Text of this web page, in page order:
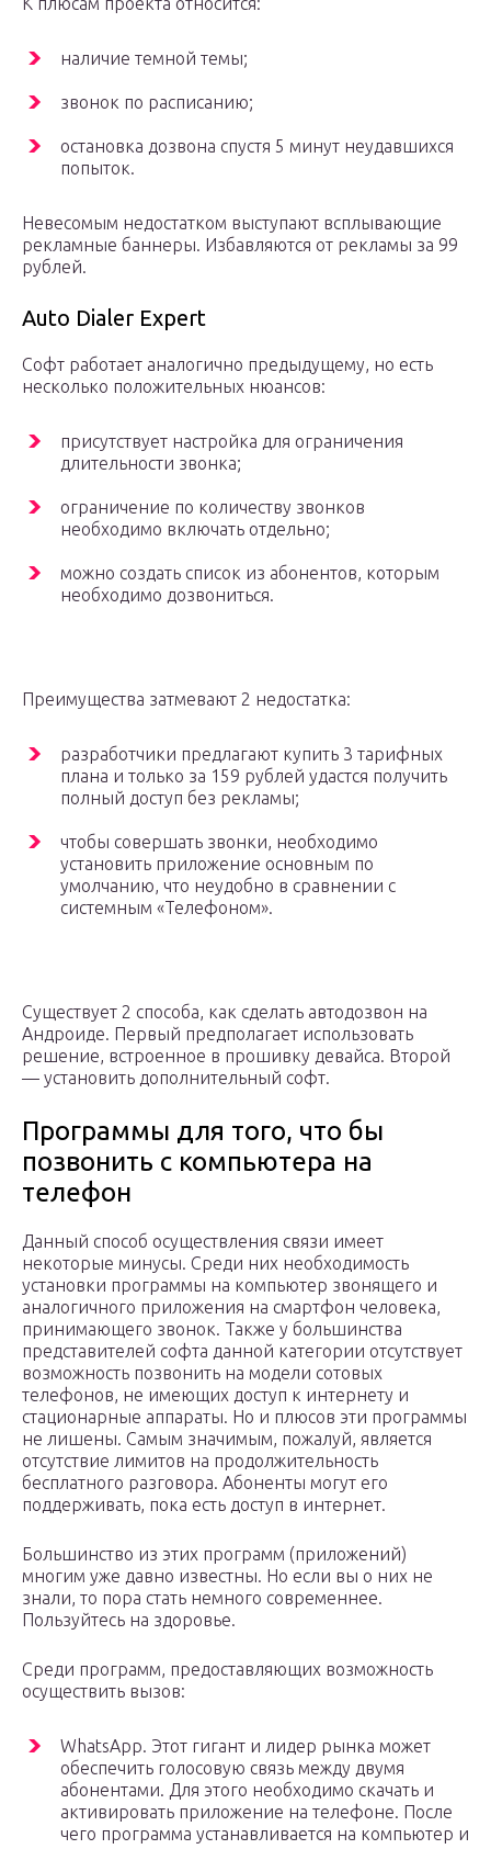
наличие темной темы;
звонок по расписанию;
остановка дозвона спустя 5 минут неудавшихся
попыток.
Невесомым недостатком выступают всплывающие
рекламные баннеры. Избавляются от рекламы за 99
рублей.
Auto Dialer Expert
Софт работает аналогично предыдущему, но есть
несколько положительных нюансов:
присутствует настройка для ограничения
длительности звонка;
ограничение по количеству звонков
необходимо включать отдельно;
можно создать список из абонентов, которым
необходимо дозвониться.
Преимущества затмевают 2 недостатка:
разработчики предлагают купить 3 тарифных
плана и только за 159 рублей удастся получить
полный доступ без рекламы;
чтобы совершать звонки, необходимо
установить приложение основным по
умолчанию, что неудобно в сравнении с
системным «Телефоном».
Существует 2 способа, как сделать автодозвон на
Андроиде. Первый предполагает использовать
решение, встроенное в прошивку девайса. Второй
— установить дополнительный софт.
Программы для того, что бы
позвонить с компьютера на
телефон
Данный способ осуществления связи имеет
некоторые минусы. Среди них необходимость
установки программы на компьютер звонящего и
аналогичного приложения на смартфон человека,
принимающего звонок. Также у большинства
представителей софта данной категории отсутствует
возможность позвонить на модели сотовых
телефонов, не имеющих доступ к интернету и
стационарные аппараты. Но и плюсов эти программы
не лишены. Самым значимым, пожалуй, является
отсутствие лимитов на продолжительность
бесплатного разговора. Абоненты могут его
поддерживать, пока есть доступ в интернет.
Большинство из этих программ (приложений)
многим уже давно известны. Но если вы о них не
знали, то пора стать немного современнее.
Пользуйтесь на здоровье.
Среди программ, предоставляющих возможность
осуществить вызов:
WhatsApp. Этот гигант и лидер рынка может
обеспечить голосовую связь между двумя
абонентами. Для этого необходимо скачать и
активировать приложение на телефоне. После
чего программа устанавливается на компьютер и